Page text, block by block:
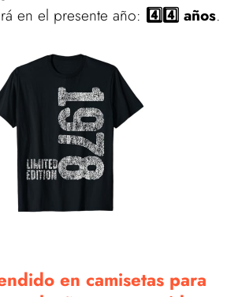
en el presente año: 4️⃣4️⃣ años.
en camisetas para